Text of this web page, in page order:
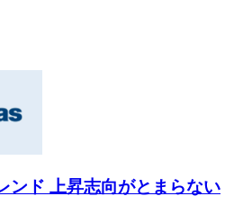
ンド 上昇志向がとまらない